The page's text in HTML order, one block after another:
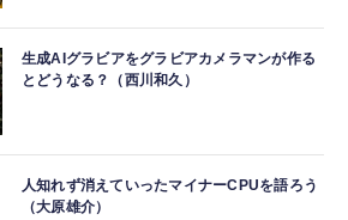
生成AIグラビアをグラビアカメラマンが作る
とどうなる？（西川和久）
人知れず消えていったマイナーCPUを語ろう
（大原雄介）